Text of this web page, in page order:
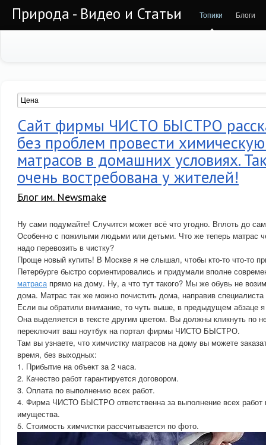
Природа - Видео и Статьи Топики Блоги
Сайт фирмы ЧИСТО БЫСТРО
без проблем провести
матрасов в домашних условиях.
очень востребована у жителей!
Блог им. Newsmake
Ну сами подумайте! Случится может всё что угодно. Вплоть до
Особенно с пожилыми людьми или детьми. Что же теперь матрас
надо перевозить в чистку?
Проще новый купить! В Москве я не слышал, чтобы кто-то что-то
Петербурге быстро сориентировались и придумали вполне
матрасапрямо на дому. Ну, а что тут такого? Мы же обувь не
дома. Матрас так же можно почистить дома, направив
Если вы обратили внимание, то чуть выше, в предыдущем абзаце
Она выделяется в тексте другим цветом. Вы должны кликнуть по
переключит ваш ноутбук на портал фирмы ЧИСТО БЫСТРО.
Там вы узнаете, что химчистку матрасов на дому вы можете
время, без выходных:
1. Прибытие на объект за 2 часа.
2. Качество работ гарантируется договором.
3. Оплата по выполнению всех работ.
4. Фирма ЧИСТО БЫСТРО ответственна за выполнение всех работ
имущества.
5. Стоимость химчистки рассчитывается по фото.